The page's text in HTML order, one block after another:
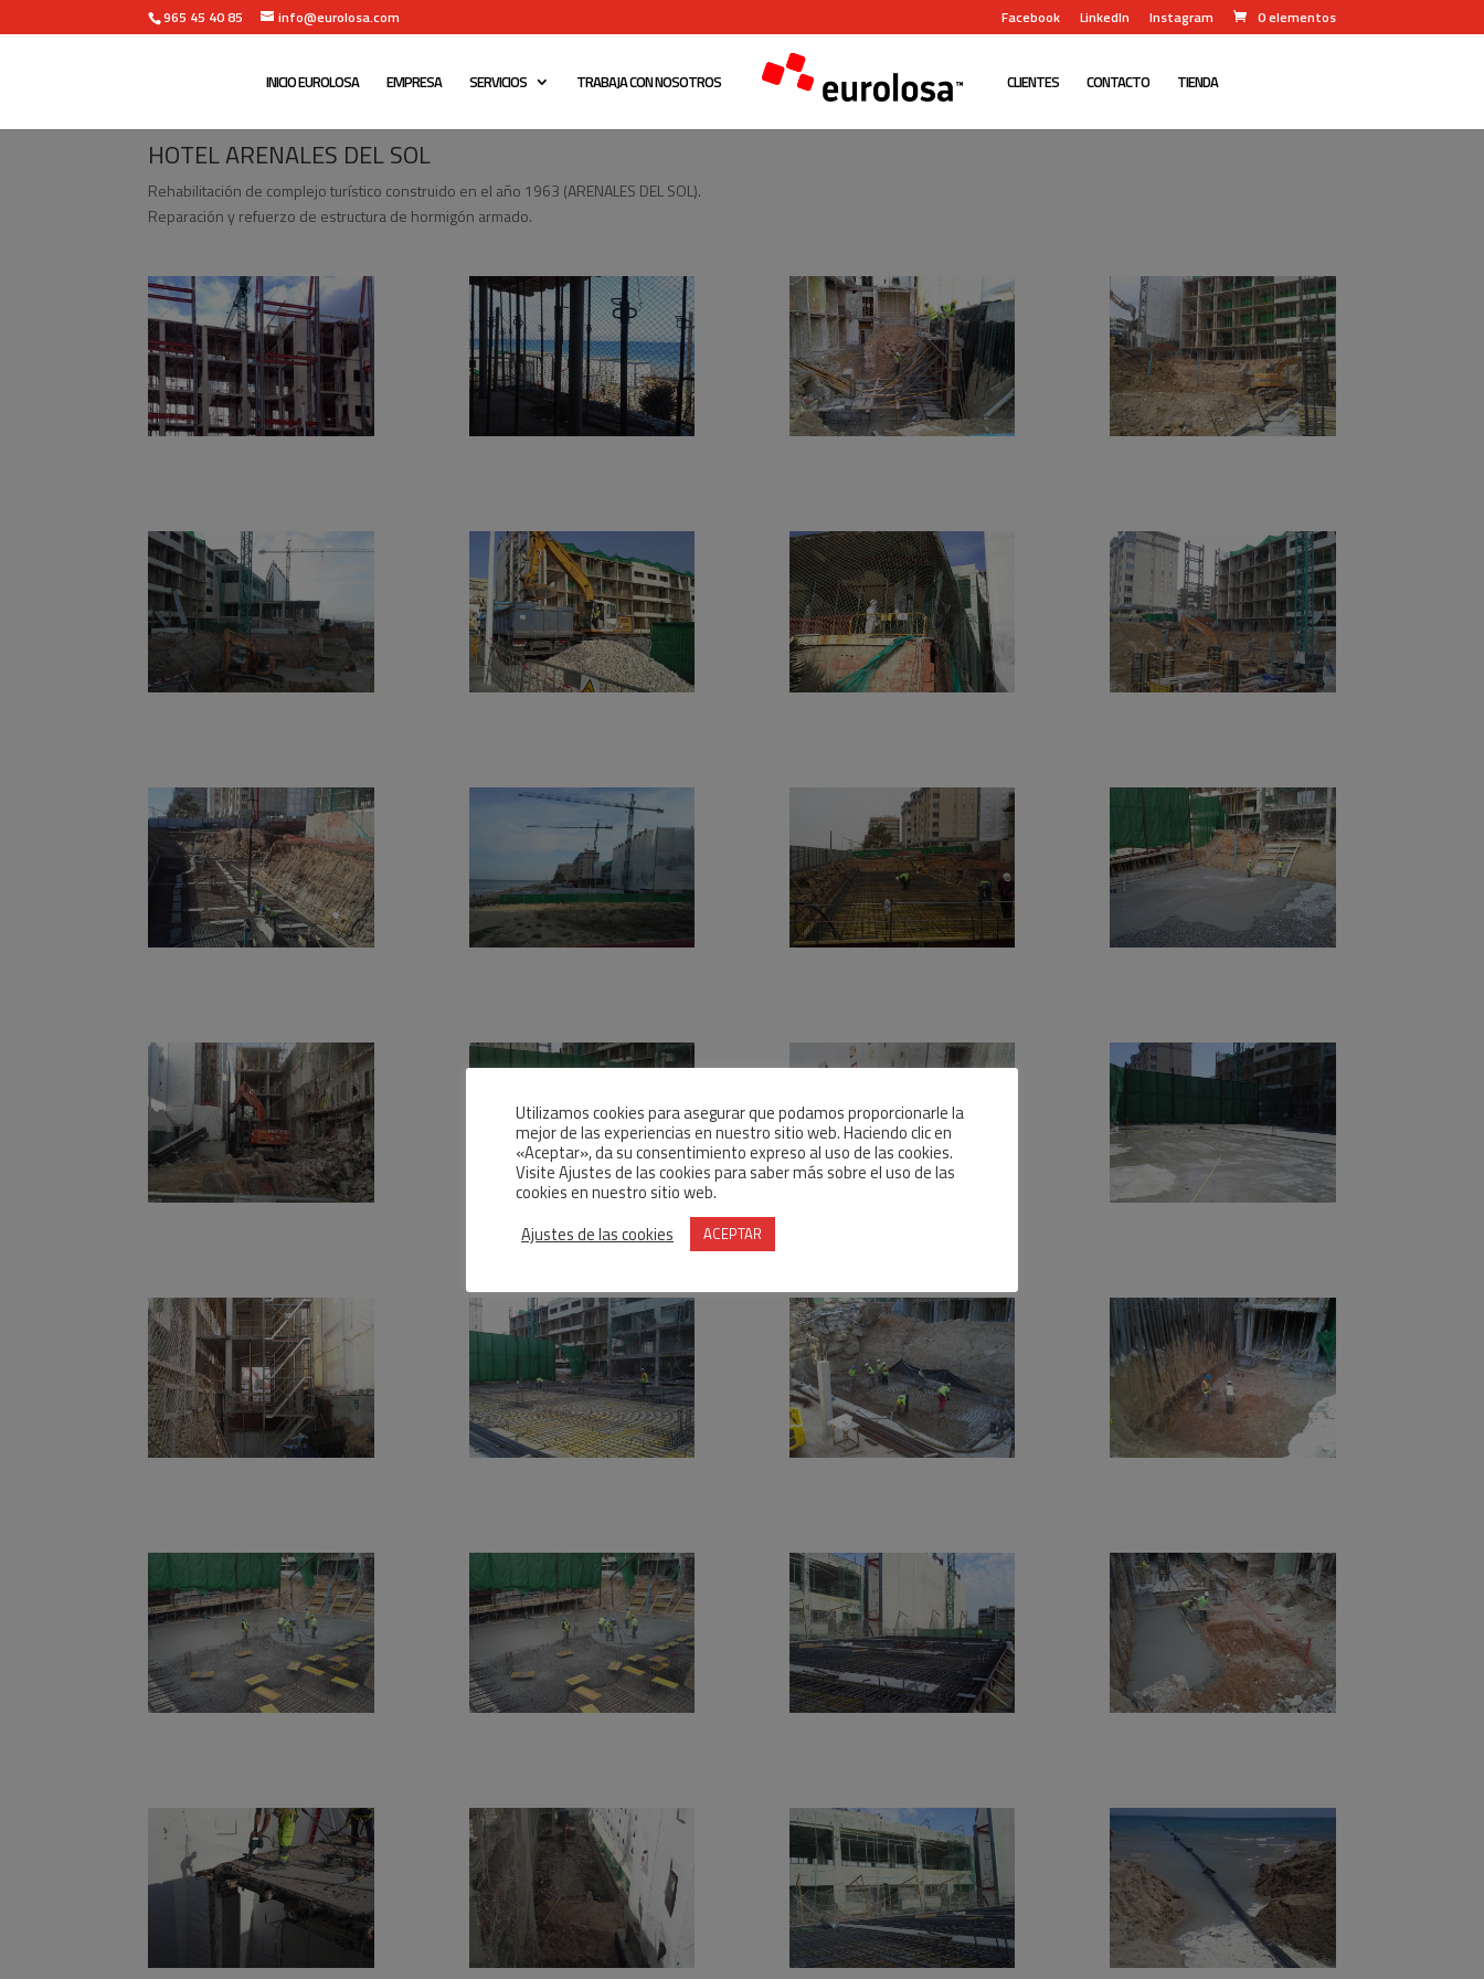
965 45 40 85 info@eurolosa.com Facebook LinkedIn Instagram 0 elementos
INICIO EUROLOSA EMPRESA SERVICIOS TRABAJA CON NOSOTROS CLIENTES CONTACTO TIENDA
HOTEL ARENALES DEL SOL
Rehabilitación de complejo turístico construido en el año 1963 (ARENALES DEL SOL).
Reparación y refuerzo de estructura de hormigón armado.
Utilizamos cookies para asegurar que podamos proporcionarle la
mejor de las experiencias en nuestro sitio web. Haciendo clic en
«Aceptar», da su consentimiento expreso al uso de las cookies.
Visite Ajustes de las cookies para saber más sobre el uso de las
cookies en nuestro sitio web.
Ajustes de las cookies
ACEPTAR